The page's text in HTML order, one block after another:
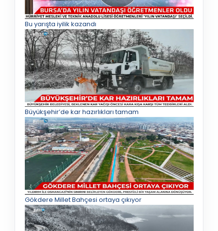
Bu yarışta iyilik kazandı
Büyükşehir’de kar hazırlıkları tamam
Gökdere Millet Bahçesi ortaya çıkıyor